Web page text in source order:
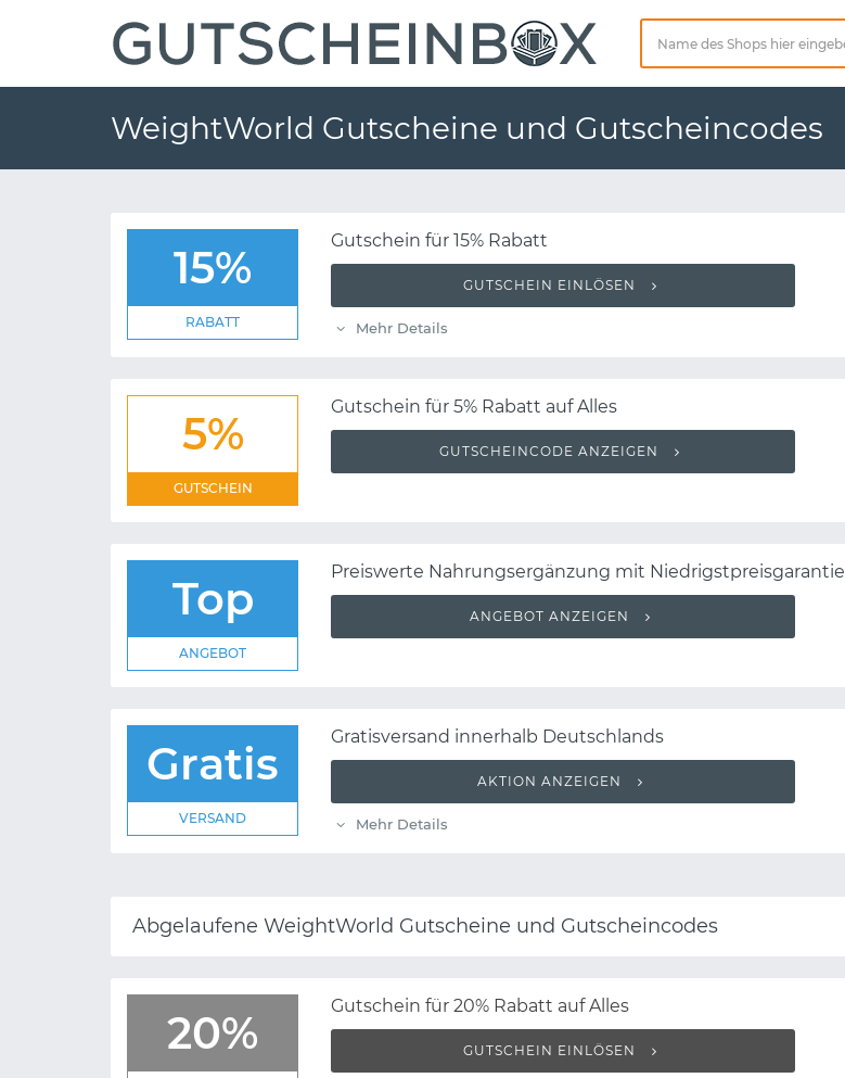
WeightWorld Gutscheine und Gutscheincodes
15%
RABATT
Gutschein für 15% Rabatt
GUTSCHEIN EINLÖSEN
Mehr Details
5%
GUTSCHEIN
Gutschein für 5% Rabatt auf Alles
GUTSCHEINCODE ANZEIGEN
Top
ANGEBOT
Preiswerte Nahrungsergänzung mit Niedrigstpreisgarantie
ANGEBOT ANZEIGEN
Gratis
VERSAND
Gratisversand innerhalb Deutschlands
AKTION ANZEIGEN
Mehr Details
Abgelaufene WeightWorld Gutscheine und Gutscheincodes
20%
Gutschein für 20% Rabatt auf Alles
GUTSCHEIN EINLÖSEN